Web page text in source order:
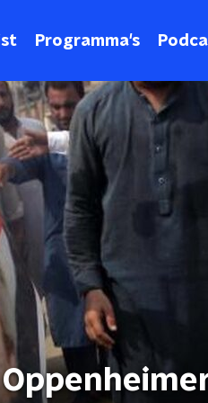
Programma's